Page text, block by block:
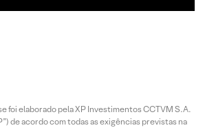
foi elaborado pela XP Investimentos CCTVM S.A.
de acordo com todas as exigências previstas na